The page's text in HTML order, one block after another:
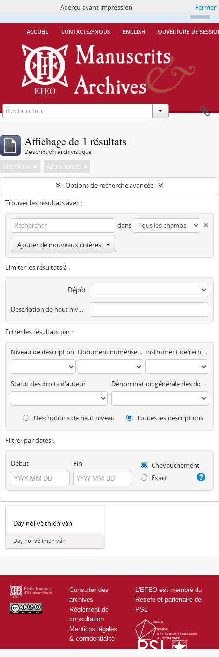
Ok
Ce site utilise des cookiesMore Info.
accueil contactez-nous english ouverture de
Aperçu avant impression Fermer
Affichage de 1 résultats
Description archivistique
Viet-Nam Astronomie
Options de recherche avancée
Trouver les résultats avec :
dans
Ajouter de nouveaux critères
Limiter les résultats à :
Dépôt
Description de haut niveau
Filtrer les résultats par :
Niveau de description Document numérisé disponible Instrument de recherche
Statut des droits d'auteur Dénomination générale des documents
Descriptions de haut niveau Toutes les descriptions
Filtrer par dates :
Début Fin
Chevauchement
Exact
Dây nói về thiên văn
Dây nói về thiên văn
Consulter des
archives
Règlement de
consultation
Mentions légales
& confidentialité
L'EFEO est membre du
Resefe et partenaire de
PSL